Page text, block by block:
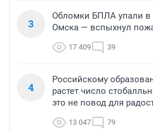
3
Обломки БПЛА упали в
Омска — вспыхнул
17 409 39
4
Российскому
растет число
это не повод для
13 047 79